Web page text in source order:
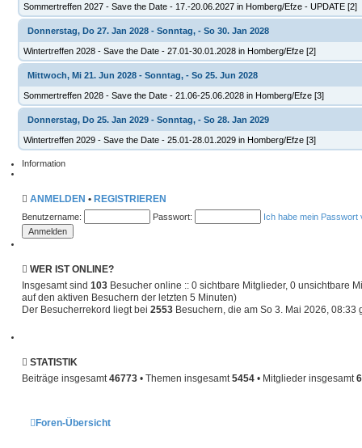
Sommertreffen 2027 - Save the Date - 17.-20.06.2027 in Homberg/Efze - UPDATE [2]
Donnerstag, Do 27. Jan 2028 - Sonntag, - So 30. Jan 2028
Wintertreffen 2028 - Save the Date - 27.01-30.01.2028 in Homberg/Efze [2]
Mittwoch, Mi 21. Jun 2028 - Sonntag, - So 25. Jun 2028
Sommertreffen 2028 - Save the Date - 21.06-25.06.2028 in Homberg/Efze [3]
Donnerstag, Do 25. Jan 2029 - Sonntag, - So 28. Jan 2029
Wintertreffen 2029 - Save the Date - 25.01-28.01.2029 in Homberg/Efze [3]
Information
ANMELDEN • REGISTRIEREN
Benutzername:
Passwort: Ich habe mein Passwort
WER IST ONLINE?
Insgesamt sind 103 Besucher online :: 0 sichtbare Mitglieder, 0 unsichtbare
auf den aktiven Besuchern der letzten 5 Minuten)
Der Besucherrekord liegt bei 2553 Besuchern, die am So 3. Mai 2026,
STATISTIK
Beiträge insgesamt 46773 • Themen insgesamt 5454 • Mitglieder insgesamt
Foren-Übersicht